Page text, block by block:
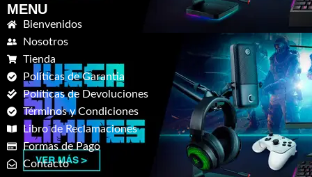
MENU
Bienvenidos
Nosotros
Tienda
Políticas de Garantia
Políticas de Devoluciones
Términos y Condiciones
Libro de Reclamaciones
Formas de Pago
Contacto